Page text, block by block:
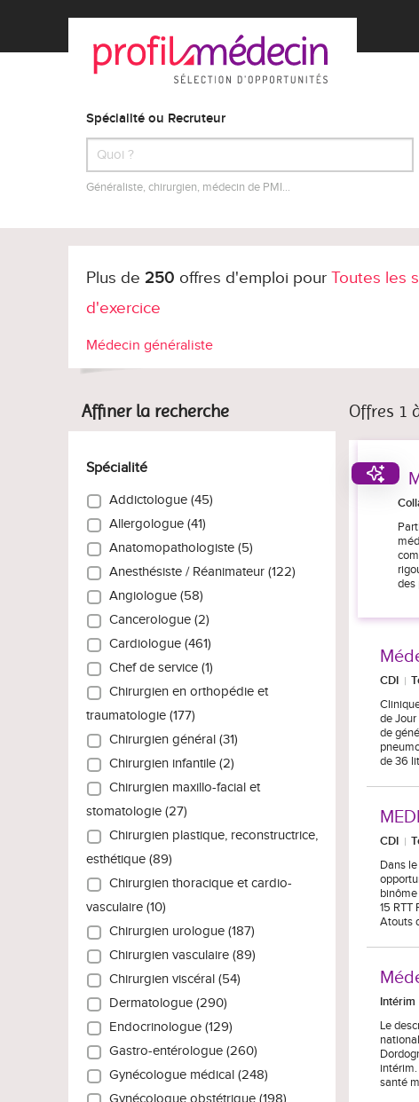
Spécialité ou Recruteur
Généraliste, chirurgien, médecin de PMI…
Plus de 250 offres d'emploi pour Toutes les
d'exercice
Médecin généraliste
Affiner la recherche Offres 1
Spécialité
Addictologue (45)
Allergologue (41)
Anatomopathologiste (5)
Anesthésiste / Réanimateur (122)
Angiologue (58)
Cancerologue (2)
Cardiologue (461)
Chef de service (1)
Chirurgien en orthopédie et
traumatologie (177)
Chirurgien général (31)
Chirurgien infantile (2)
Chirurgien maxillo-facial et
stomatologie (27)
Chirurgien plastique, reconstructrice,
esthétique (89)
Chirurgien thoracique et cardio-
vasculaire (10)
Chirurgien urologue (187)
Chirurgien vasculaire (89)
Chirurgien viscéral (54)
Dermatologue (290)
Endocrinologue (129)
Gastro-entérologue (260)
Gynécologue médical (248)
des
CDI
de
de
de 36
CDI
Dans
15
Atouts
Intérim
Le
santé